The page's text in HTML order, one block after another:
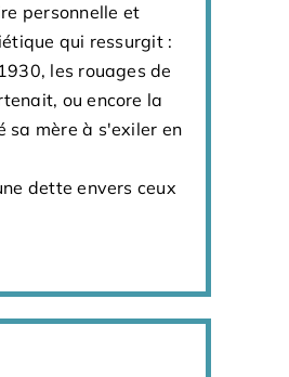
personnelle et
qui ressurgit :
les rouages de
ou encore la
sa mère à s'exiler en
dette envers ceux